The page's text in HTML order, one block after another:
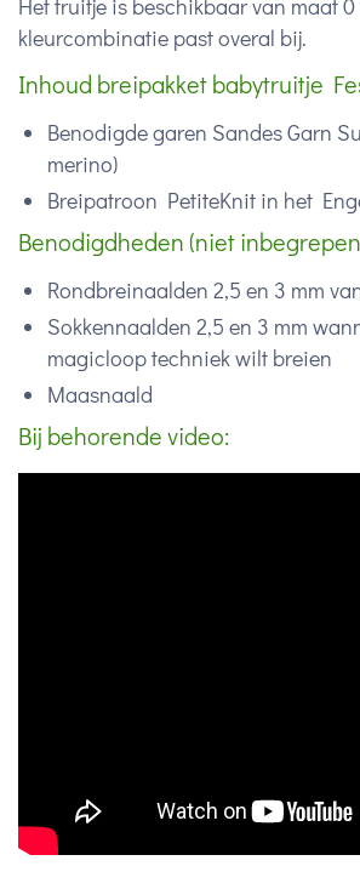
Het truitje is beschikbaar van maat 0
kleurcombinatie past overal bij.
Inhoud breipakket babytruitje
Benodigde garen Sandes Garn
merino)
Breipatroon PetiteKnit in het
Benodigdheden (niet
Rondbreinaalden 2,5 en 3 mm
Sokkennaalden 2,5 en 3 mm
magicloop techniek wilt breien
Maasnaald
Bij behorende video: